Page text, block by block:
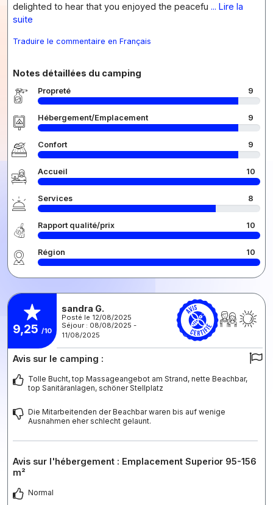
delighted to hear that you enjoyed the peacefu ... Lire la
suite
Traduire le commentaire en Français
Notes détaillées du camping
Propreté 9
Hébergement/Emplacement 9
Confort 9
Accueil 10
Services 8
Rapport qualité/prix 10
Région 10
9,25 /10
sandra G.
Posté le 12/08/2025
Séjour : 08/08/2025 -
11/08/2025
Avis sur le camping :
Tolle Bucht, top Massageangebot am Strand, nette Beachbar,
top Sanitäranlagen, schöner Stellplatz
Die Mitarbeitenden der Beachbar waren bis auf wenige
Ausnahmen eher schlecht gelaunt.
Avis sur l'hébergement : Emplacement Superior 95-156
m²
Normal